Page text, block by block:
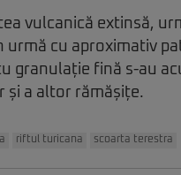
vulcanică extinsă,
cu aproximativ
granulație fină s-au
și a altor rămășițe.
riftul turicana scoarta terestra